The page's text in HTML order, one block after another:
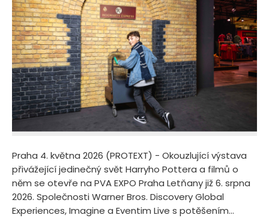
Praha 4. května 2026 (PROTEXT) - Okouzlující výstava
přivážející jedinečný svět Harryho Pottera a filmů o
něm se otevře na PVA EXPO Praha Letňany již 6. srpna
2026. Společnosti Warner Bros. Discovery Global
Experiences, Imagine a Eventim Live s potěšením...